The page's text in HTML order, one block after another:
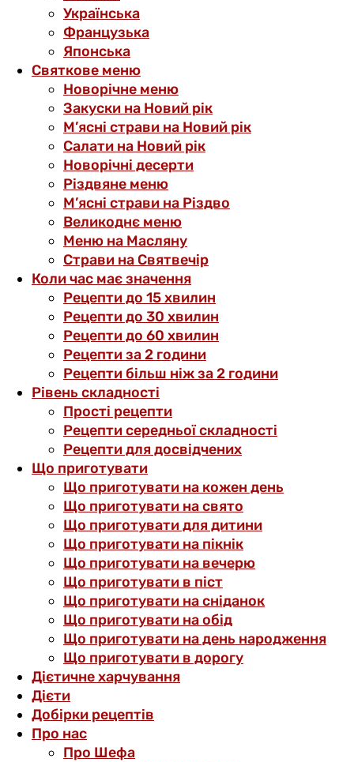
Українська
Французька
Японська
Святкове меню
Новорічне меню
Закуски на Новий рік
М’ясні страви на Новий рік
Салати на Новий рік
Новорічні десерти
Різдвяне меню
М’ясні страви на Різдво
Великоднє меню
Меню на Масляну
Страви на Святвечір
Коли час має значення
Рецепти до 15 хвилин
Рецепти до 30 хвилин
Рецепти до 60 хвилин
Рецепти за 2 години
Рецепти більш ніж за 2 години
Рівень складності
Прості рецепти
Рецепти середньої складності
Рецепти для досвідчених
Що приготувати
Що приготувати на кожен день
Що приготувати на свято
Що приготувати для дитини
Що приготувати на пікнік
Що приготувати на вечерю
Що приготувати в піст
Що приготувати на сніданок
Що приготувати на обід
Що приготувати на день народження
Що приготувати в дорогу
Дієтичне харчування
Дієти
Добірки рецептів
Про нас
Про Шефа